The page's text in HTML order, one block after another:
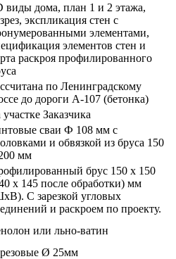
виды дома, план 1 и 2 этажа,
экспликация стен с
элементами,
элементов стен и
раскроя профилированного
по Ленинградскому
до дороги А-107 (бетонка)
участке Заказчика
сваи Ф 108 мм с
и обвязкой из бруса 150
мм
брус 150 х 150
х 145 после обработки) мм
С зарезкой угловых
и раскроем по проекту.
или льно-ватин
Ø 25мм